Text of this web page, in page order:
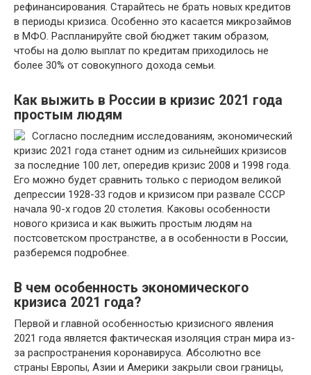
рефинансирования. Старайтесь не брать новых кредитов
в периоды кризиса. Особенно это касается микрозаймов
в МФО. Распланируйте свой бюджет таким образом,
чтобы на долю выплат по кредитам приходилось не
более 30% от совокупного дохода семьи.
Как выжить в России в кризис 2021 года
простым людям
Согласно последним исследованиям, экономический
кризис 2021 года станет одним из сильнейших кризисов
за последние 100 лет, опередив кризис 2008 и 1998 года.
Его можно будет сравнить только с периодом великой
депрессии 1928-33 годов и кризисом при развале СССР
начала 90-х годов 20 столетия. Каковы особенности
нового кризиса и как выжить простым людям на
постсоветском пространстве, а в особенности в России,
разберемся подробнее.
В чем особенность экономического
кризиса 2021 года?
Первой и главной особенностью кризисного явления
2021 года является фактическая изоляция стран мира из-
за распространения коронавируса. Абсолютно все
страны Европы, Азии и Америки закрыли свои границы,